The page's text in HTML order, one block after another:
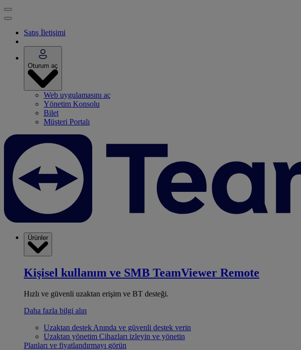
Satış İletişimi
Oturum aç
Web uygulamasını aç
Yönetim Konsolu
Bilet
Müşteri Portalı
Ürünler
Kişisel kullanım ve SMB TeamViewer Remote
Hızlı ve güvenli uzaktan erişim ve BT desteği.
Daha fazla bilgi alın
Uzaktan destek Anında ve güvenli destek verin
Uzaktan yönetim Cihazları izleyin ve yönetin
Planları ve fiyatlandırmayı görün